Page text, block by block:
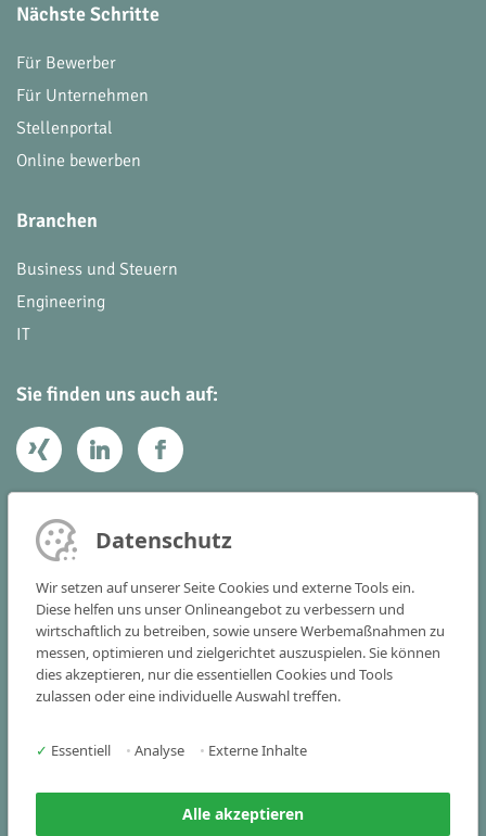
Nächste Schritte
Für Bewerber
Für Unternehmen
Stellenportal
Online bewerben
Branchen
Business und Steuern
Engineering
IT
Sie finden uns auch auf:
Ihr Kontakt zu uns
Vogelstraße 22 - 24
91301 Forchheim
Tel+49 9191 341515-0
info(at)victoria-consulting.de
Datenschutz
Wir setzen auf unserer Seite Cookies und externe Tools ein.
Diese helfen uns unser Onlineangebot zu verbessern und
wirtschaftlich zu betreiben, sowie unsere Werbemaßnahmen zu
messen, optimieren und zielgerichtet auszuspielen. Sie können
dies akzeptieren, nur die essentiellen Cookies und Tools
zulassen oder eine individuelle Auswahl treffen.
✓ Essentiell • Analyse • Externe Inhalte
Alle akzeptieren